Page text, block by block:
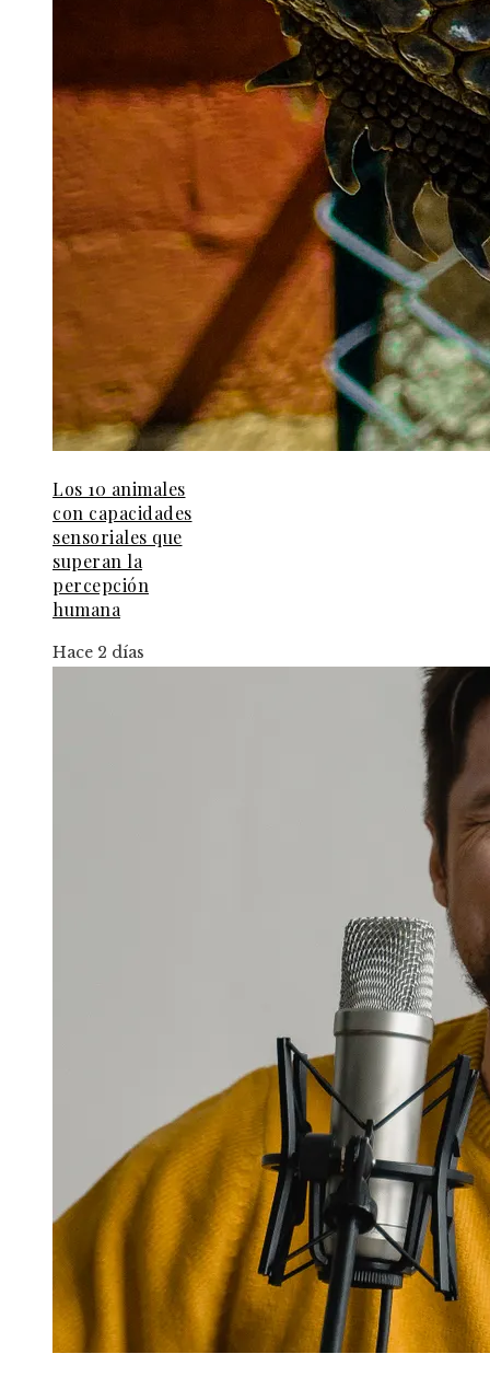
Los 10 animales
con capacidades
sensoriales que
superan la
percepción
humana
Hace 2 días